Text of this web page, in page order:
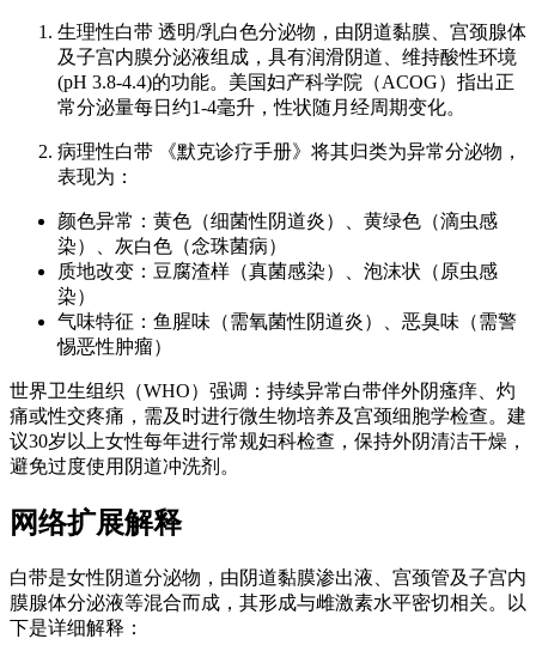
生理性白带 透明/乳白色分泌物，由阴道黏膜、宫颈腺体
及子宫内膜分泌液组成，具有润滑阴道、维持酸性环境
(pH 3.8-4.4)的功能。美国妇产科学院（ACOG）指出正
常分泌量每日约1-4毫升，性状随月经周期变化。
病理性白带 《默克诊疗手册》将其归类为异常分泌物，
表现为：
颜色异常：黄色（细菌性阴道炎）、黄绿色（滴虫感
染）、灰白色（念珠菌病）
质地改变：豆腐渣样（真菌感染）、泡沫状（原虫感
染）
气味特征：鱼腥味（需氧菌性阴道炎）、恶臭味（需警
惕恶性肿瘤）
世界卫生组织（WHO）强调：持续异常白带伴外阴瘙痒、灼
痛或性交疼痛，需及时进行微生物培养及宫颈细胞学检查。建
议30岁以上女性每年进行常规妇科检查，保持外阴清洁干燥，
避免过度使用阴道冲洗剂。
网络扩展解释
白带是女性阴道分泌物，由阴道黏膜渗出液、宫颈管及子宫内
膜腺体分泌液等混合而成，其形成与雌激素水平密切相关。以
下是详细解释：